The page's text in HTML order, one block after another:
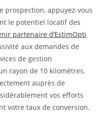
prospection, appuyez-vous
le potentiel locatif des
partenaire d’EstimOpti
aux demandes de
de gestion
rayon de 10 kilomètres.
auprès de
vos efforts
votre taux de conversion.